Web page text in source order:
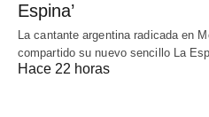
Espina’
La cantante argentina radicada en
compartido su nuevo sencillo La
Hace 22 horas